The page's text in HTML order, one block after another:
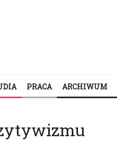
PRACA ARCHIWUM